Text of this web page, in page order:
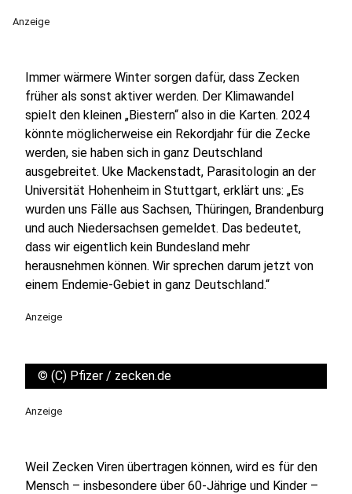
Anzeige
Immer wärmere Winter sorgen dafür, dass Zecken
früher als sonst aktiver werden. Der Klimawandel
spielt den kleinen „Biestern“ also in die Karten. 2024
könnte möglicherweise ein Rekordjahr für die Zecke
werden, sie haben sich in ganz Deutschland
ausgebreitet. Uke Mackenstadt, Parasitologin an der
Universität Hohenheim in Stuttgart, erklärt uns: „Es
wurden uns Fälle aus Sachsen, Thüringen, Brandenburg
und auch Niedersachsen gemeldet. Das bedeutet,
dass wir eigentlich kein Bundesland mehr
herausnehmen können. Wir sprechen darum jetzt von
einem Endemie-Gebiet in ganz Deutschland.“
Anzeige
© (C) Pfizer / zecken.de
Anzeige
Weil Zecken Viren übertragen können, wird es für den
Mensch – insbesondere über 60-Jährige und Kinder –